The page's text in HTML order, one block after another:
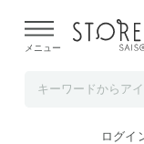
よる配送遅延が発生
メニュー
ご指定のアイテムは
トップへ戻る
ログイ